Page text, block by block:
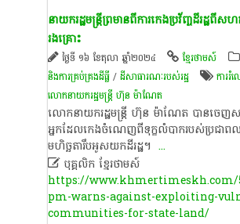
នាយក​រដ្ឋមន្ត្រី​ព្រមាន​ពី​ការ​កេងប្រវ័ញ្ច​ដី​រដ្ឋ​
រង​គ្រោះ​
ថ្ងៃទី ១៦ ខែតុលា ឆ្នាំ២០២៤ ខ្មែរថាមស៍
និង​ការគ្រប់គ្រង​ដីធ្លី/ដីសាធារណៈរបស់រដ្ឋ ការរំ
លោកនាយក​រដ្ឋមន្ត្រី​ ហ៊ុន​ ម៉ា​ណែ​ត
លោកនាយក​រដ្ឋមន្ត្រី​ ហ៊ុន​ ម៉ា​ណែ​ត​ បាន​ចេញ​ស
អ្នក​ដែល​កេង​ចំណេញ​ពី​ទុក្ខ​លំបាក​របស់​ប្រជាពលរ
មហិច្ឆតា​រឹបអូស​យក​ដី​រដ្ឋ​។​ ​ ...
បុគ្គលិក​ ខ្មែរ​ថា​ម​ស៍​
https://www.khmertimeskh.com/
pm-warns-against-exploiting-
communities-for-state-land/